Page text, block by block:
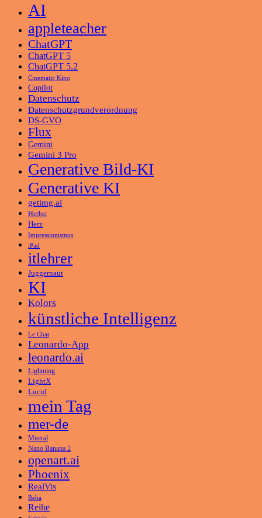
AI
appleteacher
ChatGPT
ChatGPT 5
ChatGPT 5.2
Cinematic Kino
Copilot
Datenschutz
Datenschutzgrundverordnung
DS-GVO
Flux
Gemini
Gemini 3 Pro
Generative Bild-KI
Generative KI
getimg.ai
Herbst
Herz
Impressionismus
iPad
itlehrer
Juggernaut
KI
Kolors
künstliche Intelligenz
Le Chat
Leonardo-App
leonardo.ai
Lightning
LightX
Lucid
mein Tag
mer-de
Mistral
Nano Banana 2
openart.ai
Phoenix
RealVis
Reha
Reihe